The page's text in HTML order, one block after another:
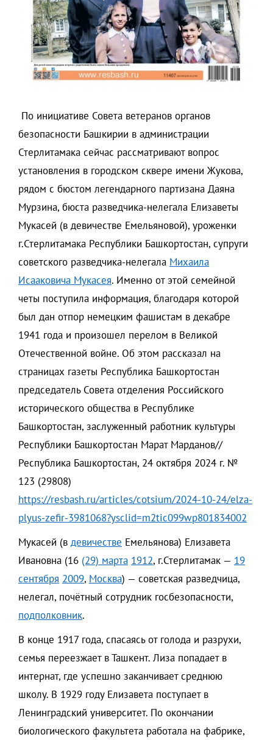
По инициативе Совета ветеранов органов
безопасности Башкирии в администрации
Стерлитамака сейчас рассматривают вопрос
установления в городском сквере имени Жукова,
рядом с бюстом легендарного партизана Даяна
Мурзина, бюста разведчика-нелегала Елизаветы
Мукасей (в девичестве Емельяновой), уроженки
г.Стерлитамака Республики Башкортостан, супруги
советского разведчика-нелегала Михаила
Исааковича Мукасея. Именно от этой семейной
четы поступила информация, благодаря которой
был дан отпор немецким фашистам в декабре
1941 года и произошел перелом в Великой
Отечественной войне. Об этом рассказал на
страницах газеты Республика Башкортостан
председатель Совета отделения Российского
исторического общества в Республике
Башкортостан, заслуженный работник культуры
Республики Башкортостан Марат Марданов//
Республика Башкортостан, 24 октября 2024 г. №
123 (29808)
https://resbash.ru/articles/cotsium/2024-10-24/elza-
plyus-zefir-3981068?ysclid=m2tic099wp801834002
Мукасей (в девичестве Емельянова) Елизавета
Ивановна (16 (29) марта 1912, г.Стерлитамак — 19
сентября 2009, Москва) — советская разведчица,
нелегал, почётный сотрудник госбезопасности,
подполковник.
В конце 1917 года, спасаясь от голода и разрухи,
семья переезжает в Ташкент. Лиза попадает в
интернат, где успешно заканчивает среднюю
школу. В 1929 году Елизавета поступает в
Ленинградский университет. По окончании
биологического факультета работала на фабрике,